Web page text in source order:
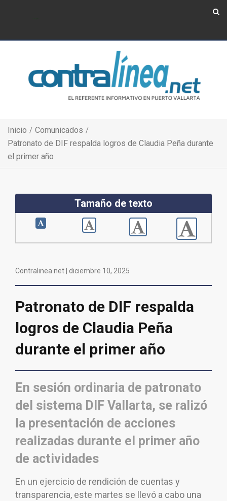
Inicio
Comunicados
Patronato de DIF respalda logros de Claudia Peña durante
el primer año
Tamaño de texto
Contralinea net | diciembre 10, 2025
Patronato de DIF respalda
logros de Claudia Peña
durante el primer año
En sesión ordinaria de patronato
del sistema DIF Vallarta, se ralizó
la presentación de acciones
realizadas durante el primer año
de actividades
En un ejercicio de rendición de cuentas y
transparencia, este martes se llevó a cabo una